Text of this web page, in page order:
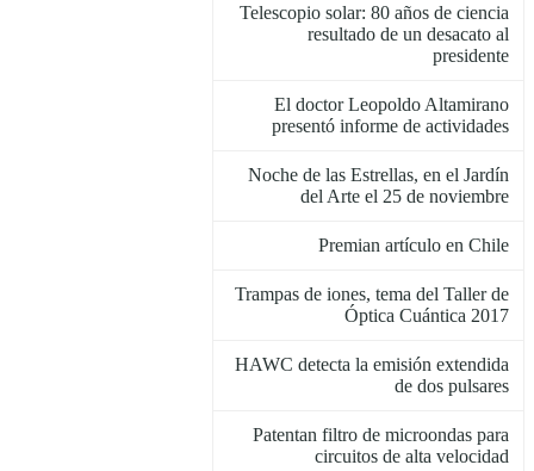
Telescopio solar: 80 años de ciencia
resultado de un desacato al
presidente
El doctor Leopoldo Altamirano
presentó informe de actividades
Noche de las Estrellas, en el Jardín
del Arte el 25 de noviembre
Premian artículo en Chile
Trampas de iones, tema del Taller de
Óptica Cuántica 2017
HAWC detecta la emisión extendida
de dos pulsares
Patentan filtro de microondas para
circuitos de alta velocidad